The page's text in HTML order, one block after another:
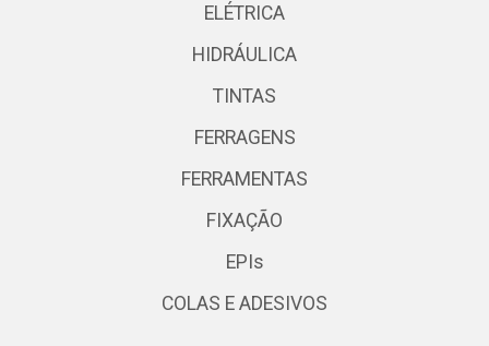
ELÉTRICA
HIDRÁULICA
TINTAS
FERRAGENS
FERRAMENTAS
FIXAÇÃO
EPIs
COLAS E ADESIVOS